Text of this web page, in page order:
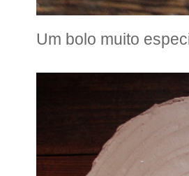
Um bolo muito